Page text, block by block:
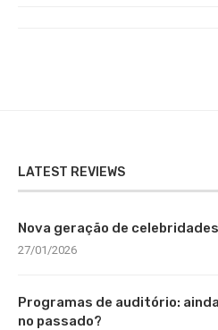
LATEST REVIEWS
Nova geração de
27/01/2026
Programas de auditório:
no passado?